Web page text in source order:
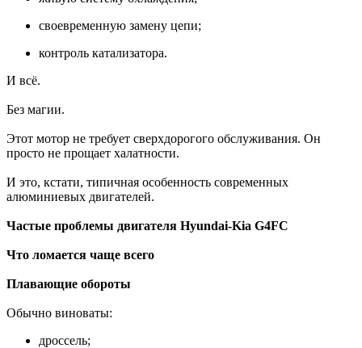
своевременную замену цепи;
контроль катализатора.
И всё.
Без магии.
Этот мотор не требует сверхдорогого обслуживания. Он
просто не прощает халатности.
И это, кстати, типичная особенность современных
алюминиевых двигателей.
Частые проблемы двигателя Hyundai-Kia G4FC
Что ломается чаще всего
Плавающие обороты
Обычно виноваты:
дроссель;